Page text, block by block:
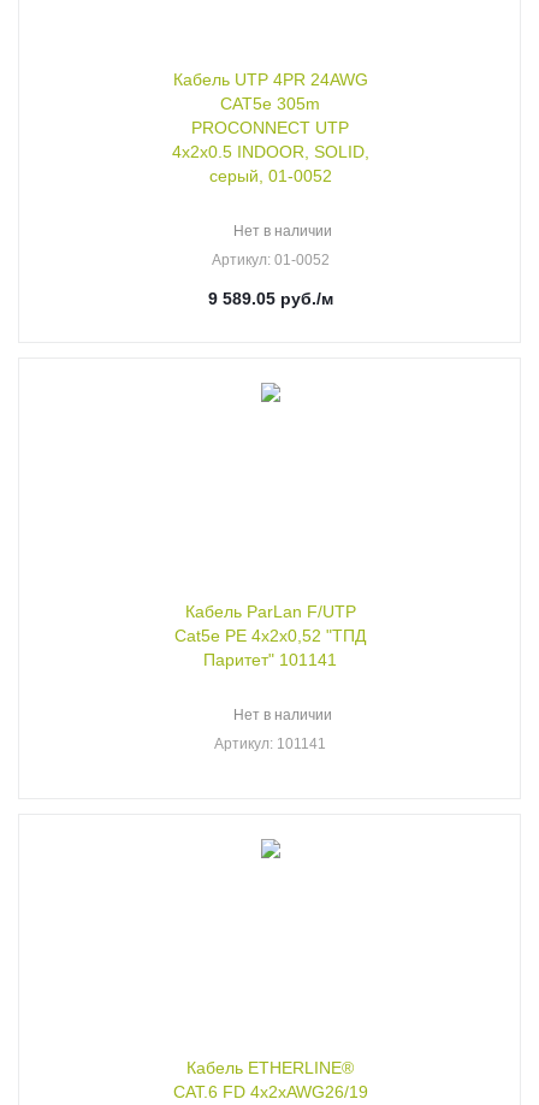
Кабель UTP 4PR 24AWG
CAT5e 305m
PROCONNECT UTP
4х2х0.5 INDOOR, SOLID,
серый, 01-0052
Нет в наличии
Артикул: 01-0052
9 589.05руб./м
Кабель ParLan F/UTP
Cat5e PE 4х2х0,52 "ТПД
Паритет" 101141
Нет в наличии
Артикул: 101141
Кабель ETHERLINE®
CAT.6 FD 4x2xAWG26/19